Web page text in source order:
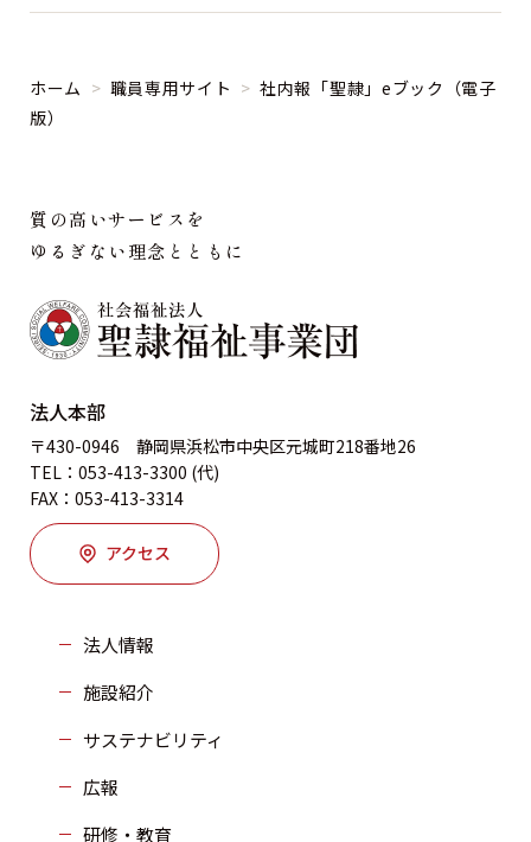
ホーム > 職員専用サイト >社内報「聖隷」eブック（電子
版）
質の高いサービスを
ゆるぎない理念とともに
法人本部
〒430-0946 静岡県浜松市中央区元城町218番地26
TEL：053-413-3300 (代)
FAX：053-413-3314
アクセス
法人情報
施設紹介
サステナビリティ
広報
研修・教育